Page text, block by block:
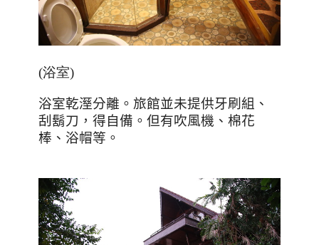
(浴室)
浴室乾溼分離。旅館並未提供牙刷組、
刮鬍刀，得自備。但有吹風機、棉花
棒、浴帽等。